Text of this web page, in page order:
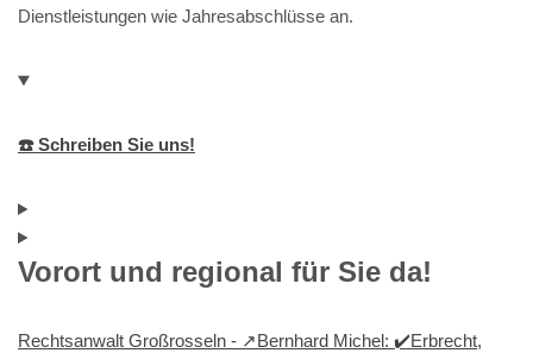
Dienstleistungen wie Jahresabschlüsse an.
☎️ Schreiben Sie uns!
Vorort und regional für Sie da!
Rechtsanwalt Großrosseln - ↗️Bernhard Michel: ✔️Erbrecht,